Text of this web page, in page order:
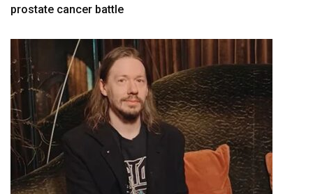
prostate cancer battle